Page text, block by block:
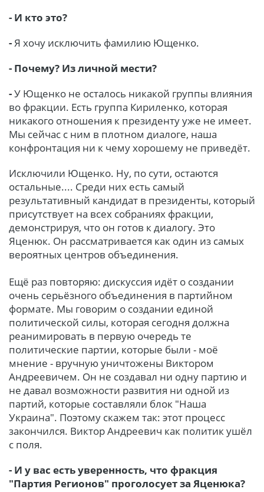
- И кто это?
-Я хочу исключить фамилию Ющенко.
- Почему? Из личной мести?
-У Ющенко не осталось никакой группы влияния
во фракции. Есть группа Кириленко, которая
никакого отношения к президенту уже не имеет.
Мы сейчас с ним в плотном диалоге, наша
конфронтация ни к чему хорошему не приведёт.
Исключили Ющенко. Ну, по сути, остаются
остальные.... Среди них есть самый
результативный кандидат в президенты, который
присутствует на всех собраниях фракции,
демонстрируя, что он готов к диалогу. Это
Яценюк. Он рассматривается как один из самых
вероятных центров объединения.
Ещё раз повторяю: дискуссия идёт о создании
очень серьёзного объединения в партийном
формате. Мы говорим о создании единой
политической силы, которая сегодня должна
реанимировать в первую очередь те
политические партии, которые были - моё
мнение - вручную уничтожены Виктором
Андреевичем. Он не создавал ни одну партию и
не давал возможности развития ни одной из
партий, которые составляли блок "Наша
Украина". Поэтому скажем так: этот процесс
закончился. Виктор Андреевич как политик ушёл
с поля.
- И у вас есть уверенность, что фракция
"Партия Регионов" проголосует за Яценюка?